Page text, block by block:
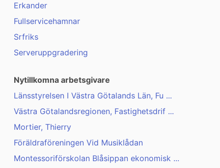
Erkander
Fullservicehamnar
Srfriks
Serveruppgradering
Nytillkomna arbetsgivare
Länsstyrelsen I Västra Götalands Län, Fu ...
Västra Götalandsregionen, Fastighetsdrif ...
Mortier, Thierry
Föräldraföreningen Vid Musiklådan
Montessoriförskolan Blåsippan ekonomisk ...